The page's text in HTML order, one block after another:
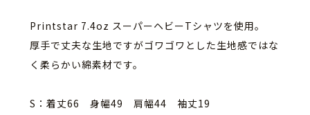
Printstar 7.4oz スーパーヘビーTシャツを使用。
厚手で丈夫な生地ですがゴワゴワとした生地感ではな
く柔らかい綿素材です。
S：着丈66 身幅49 肩幅44 袖丈19